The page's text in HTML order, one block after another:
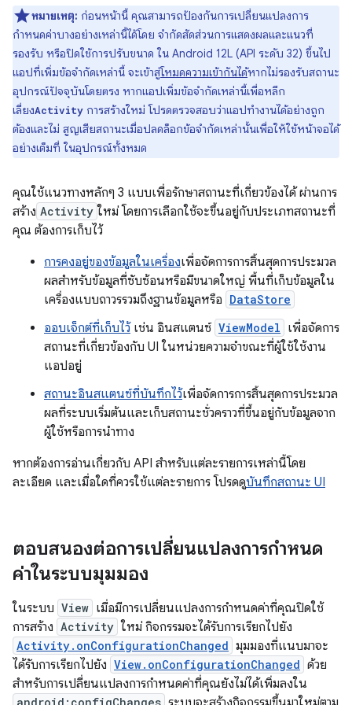
หมายเหตุ: ก่อนหน้านี้ คุณสามารถป้องกันการเปลี่ยนแปลงการ
กำหนดค่าบางอย่างเหล่านี้ได้โดย จำกัดสัดส่วนการแสดงผลและแนวที่
รองรับ หรือปิดใช้การปรับขนาด ใน Android 12L (API ระดับ 32) ขึ้นไป
แอปที่เพิ่มข้อจำกัดเหล่านี้ จะเข้าสู่โหมดความเข้ากันได้หากไม่รองรับสถานะ
อุปกรณ์ปัจจุบันโดยตรง หากแอปเพิ่มข้อจำกัดเหล่านี้เพื่อหลีก
เลี่ยงActivity การสร้างใหม่ โปรดตรวจสอบว่าแอปทำงานได้อย่างถูก
ต้องและไม่ สูญเสียสถานะเมื่อปลดล็อกข้อจำกัดเหล่านั้นเพื่อให้ใช้หน้าจอได้
อย่างเต็มที่ ในอุปกรณ์ทั้งหมด
คุณใช้แนวทางหลักๆ 3 แบบเพื่อรักษาสถานะที่เกี่ยวข้องได้ ผ่านการ
สร้าง Activity ใหม่ โดยการเลือกใช้จะขึ้นอยู่กับประเภทสถานะที่
คุณ ต้องการเก็บไว้
การคงอยู่ของข้อมูลในเครื่องเพื่อจัดการการสิ้นสุดการประมวล
ผลสำหรับข้อมูลที่ซับซ้อนหรือมีขนาดใหญ่ พื้นที่เก็บข้อมูลใน
เครื่องแบบถาวรรวมถึงฐานข้อมูลหรือ DataStore
ออบเจ็กต์ที่เก็บไว้ เช่น อินสแตนซ์ ViewModel เพื่อจัดการ
สถานะที่เกี่ยวข้องกับ UI ในหน่วยความจำขณะที่ผู้ใช้ใช้งาน
แอปอยู่
สถานะอินสแตนซ์ที่บันทึกไว้เพื่อจัดการการสิ้นสุดการประมวล
ผลที่ระบบเริ่มต้นและเก็บสถานะชั่วคราวที่ขึ้นอยู่กับข้อมูลจาก
ผู้ใช้หรือการนำทาง
หากต้องการอ่านเกี่ยวกับ API สำหรับแต่ละรายการเหล่านี้โดย
ละเอียด และเมื่อใดที่ควรใช้แต่ละรายการ โปรดดูบันทึกสถานะ UI
ตอบสนองต่อการเปลี่ยนแปลงการกำหนด
ค่าในระบบมุมมอง
ในระบบ View เมื่อมีการเปลี่ยนแปลงการกำหนดค่าที่คุณปิดใช้
การสร้าง Activity ใหม่ กิจกรรมจะได้รับการเรียกไปยัง
Activity.onConfigurationChanged มุมมองที่แนบมาจะ
ได้รับการเรียกไปยัง View.onConfigurationChanged ด้วย
สําหรับการเปลี่ยนแปลงการกําหนดค่าที่คุณยังไม่ได้เพิ่มลงใน